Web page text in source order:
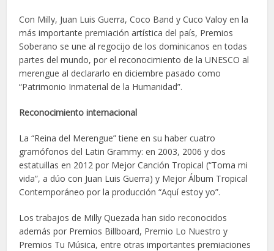
Con Milly, Juan Luis Guerra, Coco Band y Cuco Valoy en la
más importante premiación artística del país, Premios
Soberano se une al regocijo de los dominicanos en todas
partes del mundo, por el reconocimiento de la UNESCO al
merengue al declararlo en diciembre pasado como
“Patrimonio Inmaterial de la Humanidad”.
Reconocimiento internacional
La “Reina del Merengue” tiene en su haber cuatro
gramófonos del Latin Grammy: en 2003, 2006 y dos
estatuillas en 2012 por Mejor Canción Tropical (“Toma mi
vida”, a dúo con Juan Luis Guerra) y Mejor Álbum Tropical
Contemporáneo por la producción “Aquí estoy yo”.
Los trabajos de Milly Quezada han sido reconocidos
además por Premios Billboard, Premio Lo Nuestro y
Premios Tu Música, entre otras importantes premiaciones